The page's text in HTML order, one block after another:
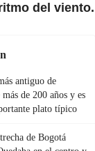
del viento.
antiguo de
de 200 años y es
plato típico
de Bogotá